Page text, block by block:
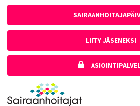
LIITY JÄSENEKSI
Etusivulle